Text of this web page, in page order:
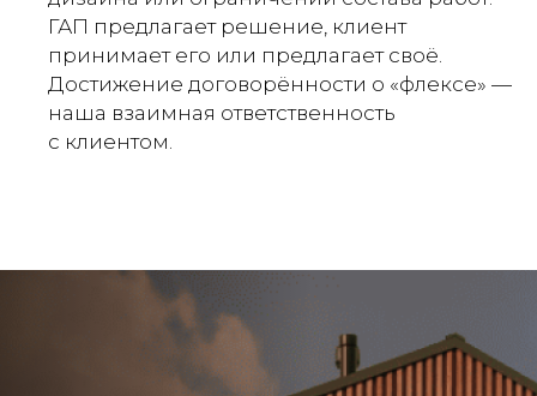
ГАП предлагает решение, клиент
принимает его или предлагает своё.
Достижение договорённости о «флексе» —
наша взаимная ответственность
с клиентом.